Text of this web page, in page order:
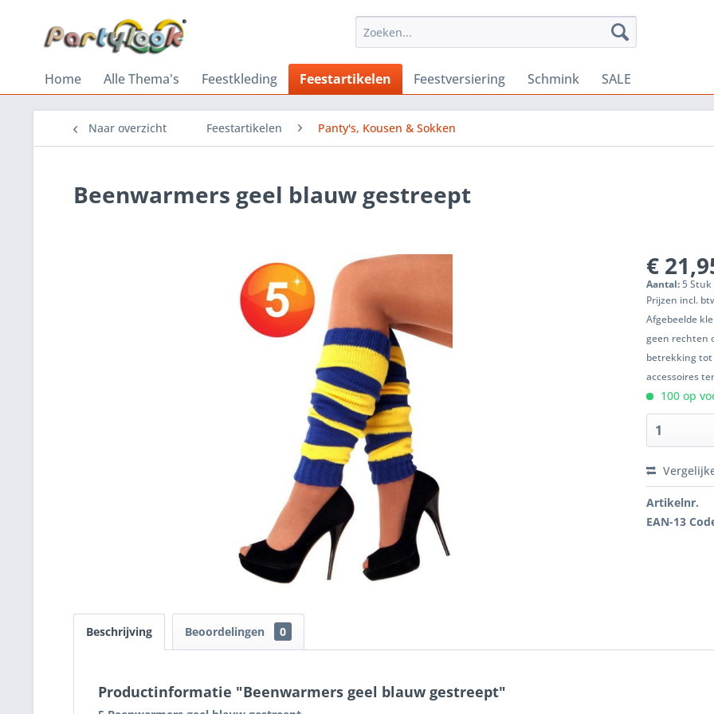
Home Alle Thema's Feestkleding Feestartikelen Feestversiering Schmink SALE
Naar overzicht Feestartikelen Panty's, Kousen & Sokken
Beenwarmers geel blauw gestreept
€
Aantal:5 Stuk
Prijzen incl.
Afgebeelde
geen rechten
betrekking tot
accessoires
100 op
Artikelnr.
EAN-13
Beschrijving Beoordelingen 0
Productinformatie "Beenwarmers geel blauw gestreept"